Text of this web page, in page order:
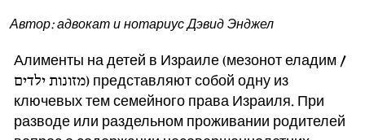
Автор: адвокат и нотариус Дэвид Энджел
Алименты на детей в Израиле (мезонот еладим /
מזונות ילדים) представляют собой одну из
ключевых тем семейного права Израиля. При
разводе или раздельном проживании родителей